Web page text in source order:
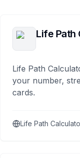
Life Path
Life Path
your number,
cards.
Life Path